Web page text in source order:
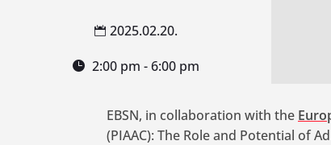
2025.02.20.
2:00 pm - 6:00 pm
EBSN, in collaboration with the
(PIAAC): The Role and Potential of